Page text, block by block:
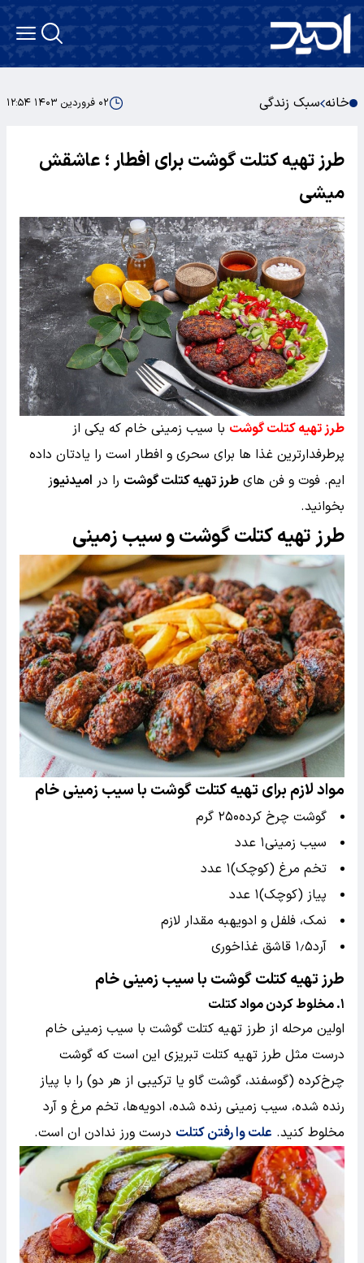
خانه سبک زندگی ۰۲ فروردین ۱۴۰۳ ۱۲:۵۴
طرز تهیه کتلت گوشت برای افطار ؛ عاشقش
میشی
طرز تهیه کتلت گوشت با سیب زمینی خام که یکی از
پرطرفدارترین غذا ها برای سحری و افطار است را یادتان داده
ایم. فوت و فن های طرز تهیه کتلت گوشت را در امیدنیوز
بخوانید.
طرز تهیه کتلت گوشت و سیب زمینی
مواد لازم برای تهیه کتلت گوشت با سیب زمینی خام
گوشت چرخ کرده۲۵۰ گرم
سیب زمینی۱ عدد
تخم مرغ (کوچک)۱ عدد
پیاز (کوچک)۱ عدد
نمک، فلفل و ادویهبه مقدار لازم
آرد۱٫۵ قاشق غذاخوری
طرز تهیه کتلت گوشت با سیب زمینی خام
۱. مخلوط کردن مواد کتلت
اولین مرحله از طرز تهیه کتلت گوشت با سیب زمینی خام
درست مثل طرز تهیه کتلت تبریزی این است که گوشت
چرخ‌کرده (گوسفند، گوشت گاو یا ترکیبی از هر دو) را با پیاز
رنده شده، سیب زمینی رنده شده، ادویه‌ها، تخم مرغ و آرد
مخلوط کنید. علت وا رفتن کتلت درست ورز ندادن ان است.